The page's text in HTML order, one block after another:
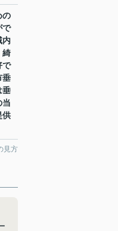
の
で
内
綺
で
垂
垂
当
供
見方